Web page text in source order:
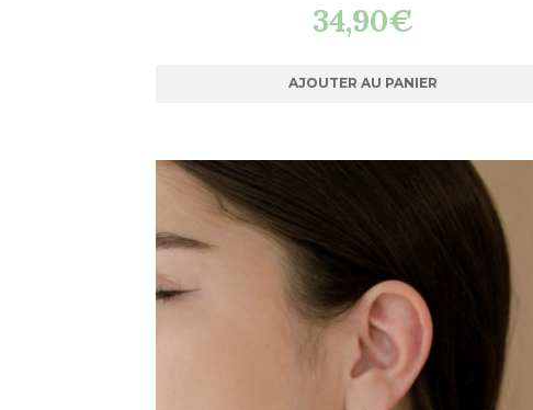
34,90€
AJOUTER AU PANIER